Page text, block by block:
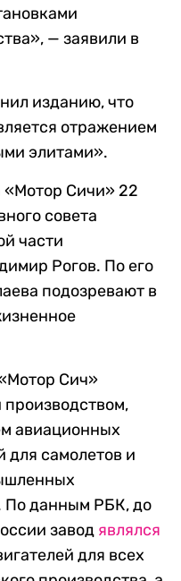
— заявили в
изданию, что
отражением
элитами».
«Мотор Сичи» 22
совета
части
Рогов. По его
подозревают в
Сич»
производством,
авиационных
для самолетов и
По данным РБК, до
завод являлся
для всех